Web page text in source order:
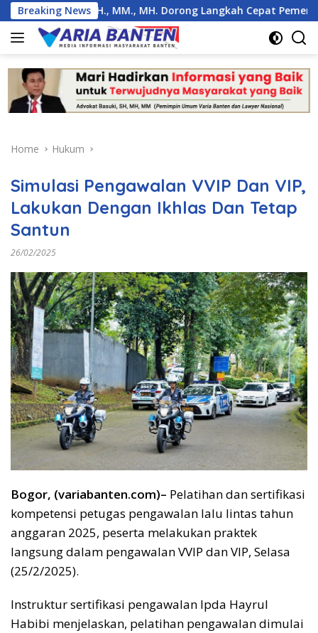
Skip
to
content
Breaking News
SH., MM., MH. Dorong Langkah Cepat Pemerintah
Home Hukum
Simulasi Pengawalan VVIP Dan VIP,
Lakukan Dengan Ikhlas Dan Tetap
Santun
26/02/2025
Bogor, (variabanten.com)– Pelatihan dan sertifikasi
kompetensi petugas pengawalan lalu lintas tahun
anggaran 2025, peserta melakukan praktek
langsung dalam pengawalan VVIP dan VIP, Selasa
(25/2/2025).
Instruktur sertifikasi pengawalan Ipda Hayrul
Habibi menjelaskan, pelatihan pengawalan dimulai